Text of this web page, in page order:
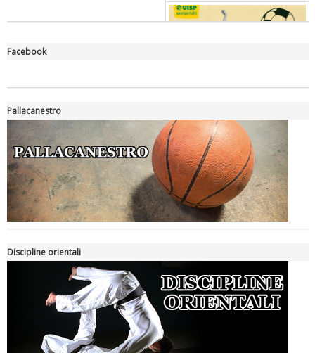
le rivoluzioni"
Tiziano Pesce a Radio
Facebook
Pallacanestro
Discipline orientali